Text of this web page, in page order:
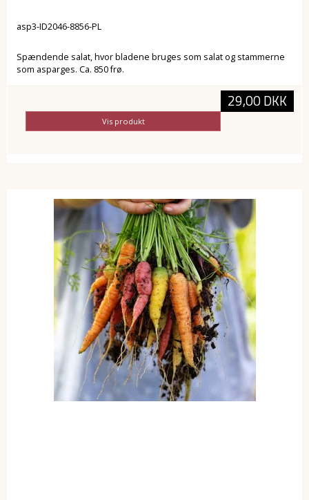
asp3-ID2046-8856-PL
Spændende salat, hvor bladene bruges som salat og stammerne
som asparges. Ca. 850 frø.
29,00 DKK
Vis produkt